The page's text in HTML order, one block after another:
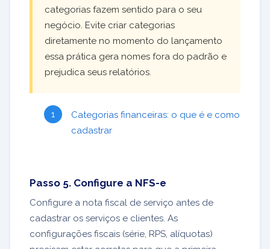
categorias fazem sentido para o seu
negócio. Evite criar categorias
diretamente no momento do lançamento
essa prática gera nomes fora do padrão e
prejudica seus relatórios.
Categorias financeiras: o que é e como
cadastrar
Passo 5. Configure a NFS-e
Configure a nota fiscal de serviço antes de
cadastrar os serviços e clientes. As
configurações fiscais (série, RPS, alíquotas)